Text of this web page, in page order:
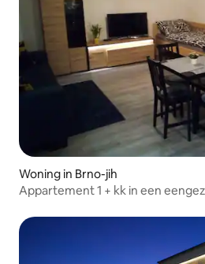
Woning in Brno-jih
Appartement 1 + kk in een